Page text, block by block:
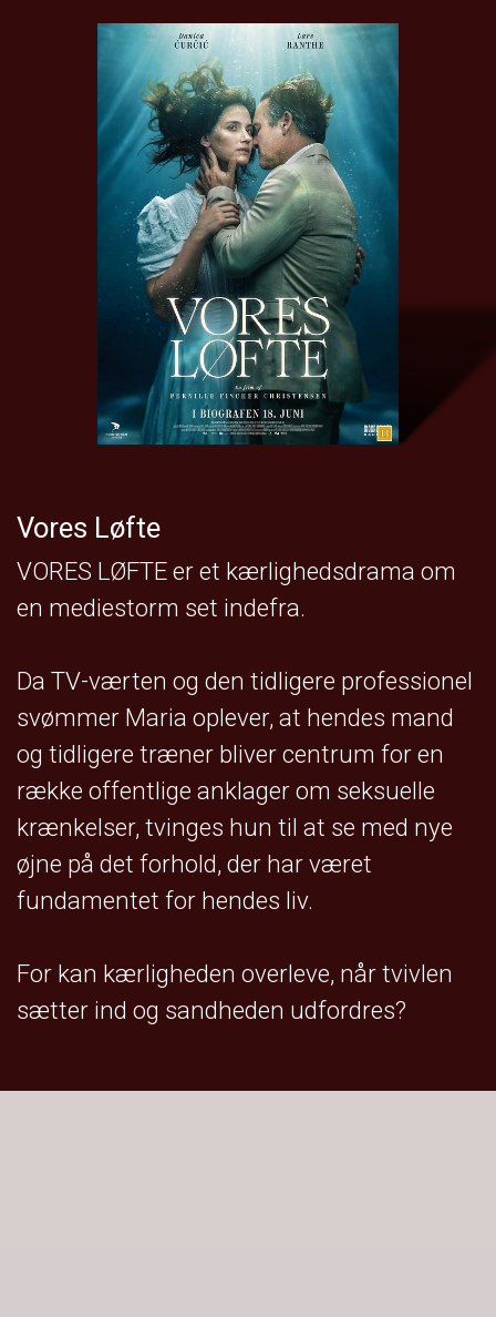
Vores Løfte
VORES LØFTE er et kærlighedsdrama om
en mediestorm set indefra.
Da TV-værten og den tidligere professionel
svømmer Maria oplever, at hendes mand
og tidligere træner bliver centrum for en
række offentlige anklager om seksuelle
krænkelser, tvinges hun til at se med nye
øjne på det forhold, der har været
fundamentet for hendes liv.
For kan kærligheden overleve, når tvivlen
sætter ind og sandheden udfordres?